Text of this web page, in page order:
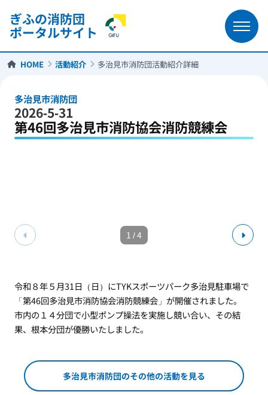
ぎふの消防団
ポータルサイト
HOME 活動紹介 多治見市消防団活動紹介詳細
多治見市消防団
2026-5-31
第46回多治見市消防協会消防競練会
1 /4
令和８年５月31日（日）にTYKスポーツパーク多治見駐車場で
「第46回多治見市消防協会消防競練会」が開催されました。
市内の１４分団で小型ポンプ操法を実施し競い合い、その結
果、根本分団が優勝いたしました。
多治見市消防団のその他の活動を見る